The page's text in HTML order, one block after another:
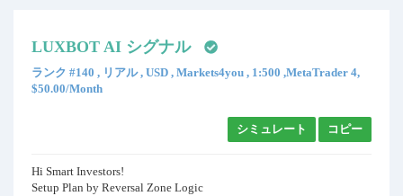
LUXBOT AI シグナル
ランク #140 , リアル , USD , Markets4you , 1:500 ,MetaTrader 4,
$50.00/Month
シミュレート コピー
Hi Smart Investors!
Setup Plan by Reversal Zone Logic